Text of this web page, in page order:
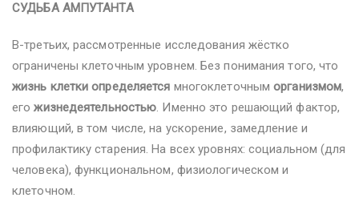
СУДЬБА АМПУТАНТА
В-третьих, рассмотренные исследования жёстко
ограничены клеточным уровнем. Без понимания того, что
жизнь клетки определяется многоклеточныморганизмом,
егожизнедеятельностью. Именно это решающий фактор,
влияющий, в том числе, на ускорение, замедление и
профилактику старения. На всех уровнях: социальном (для
человека), функциональном, физиологическом и
клеточном.